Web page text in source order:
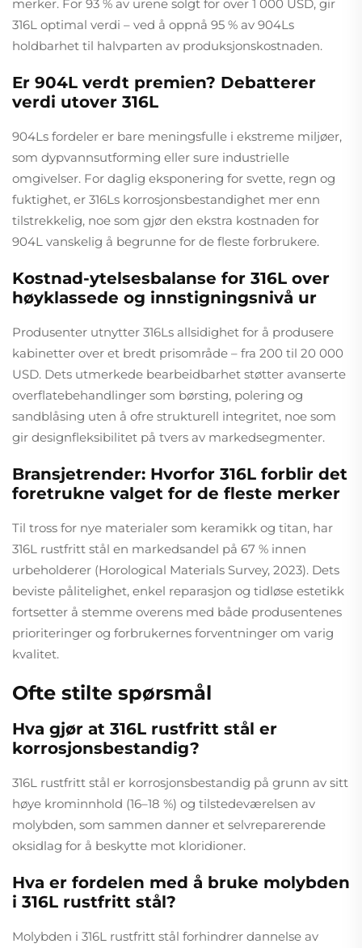
merker. For 93 % av urene solgt for over 1 000 USD, gir
316L optimal verdi – ved å oppnå 95 % av 904Ls
holdbarhet til halvparten av produksjonskostnaden.
Er 904L verdt premien? Debatterer
verdi utover 316L
904Ls fordeler er bare meningsfulle i ekstreme miljøer,
som dypvannsutforming eller sure industrielle
omgivelser. For daglig eksponering for svette, regn og
fuktighet, er 316Ls korrosjonsbestandighet mer enn
tilstrekkelig, noe som gjør den ekstra kostnaden for
904L vanskelig å begrunne for de fleste forbrukere.
Kostnad-ytelsesbalanse for 316L over
høyklassede og innstigningsnivå ur
Produsenter utnytter 316Ls allsidighet for å produsere
kabinetter over et bredt prisområde – fra 200 til 20 000
USD. Dets utmerkede bearbeidbarhet støtter avanserte
overflatebehandlinger som børsting, polering og
sandblåsing uten å ofre strukturell integritet, noe som
gir designfleksibilitet på tvers av markedsegmenter.
Bransjetrender: Hvorfor 316L forblir det
foretrukne valget for de fleste merker
Til tross for nye materialer som keramikk og titan, har
316L rustfritt stål en markedsandel på 67 % innen
urbeholderer (Horological Materials Survey, 2023). Dets
beviste pålitelighet, enkel reparasjon og tidløse estetikk
fortsetter å stemme overens med både produsentenes
prioriteringer og forbrukernes forventninger om varig
kvalitet.
Ofte stilte spørsmål
Hva gjør at 316L rustfritt stål er
korrosjonsbestandig?
316L rustfritt stål er korrosjonsbestandig på grunn av sitt
høye krominnhold (16–18 %) og tilstedeværelsen av
molybden, som sammen danner et selvreparerende
oksidlag for å beskytte mot kloridioner.
Hva er fordelen med å bruke molybden
i 316L rustfritt stål?
Molybden i 316L rustfritt stål forhindrer dannelse av